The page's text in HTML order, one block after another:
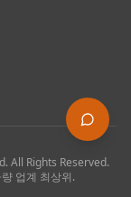
All Rights Reserved.
량 업계 최상위.